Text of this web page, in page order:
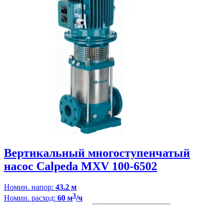
Вертикальный многоступенчатый
насос Calpeda MXV 100-6502
Номин. напор: 43.2 м
Номин. расход: 60 м3/ч